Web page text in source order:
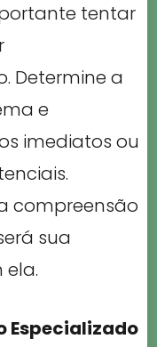
tentar
Determine a
e
imediatos ou
compreensão
sua
Especializado